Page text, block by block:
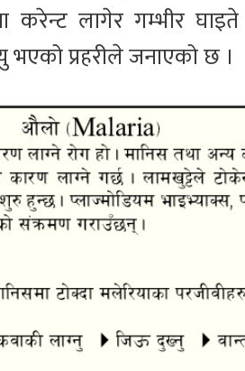
करेन्ट लागेर गम्भीर
भएको प्रहरीले जनाएको छ ।